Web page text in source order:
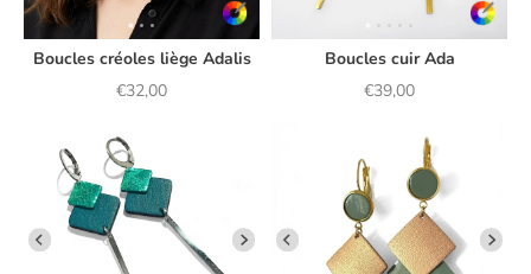
Boucles créoles liège Adalis
Prix de vente
€32,00
Boucles cuir Ada
Prix de vente
€39,00